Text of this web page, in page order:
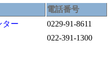
電話番号
ター
0229-91-8611
022-391-1300